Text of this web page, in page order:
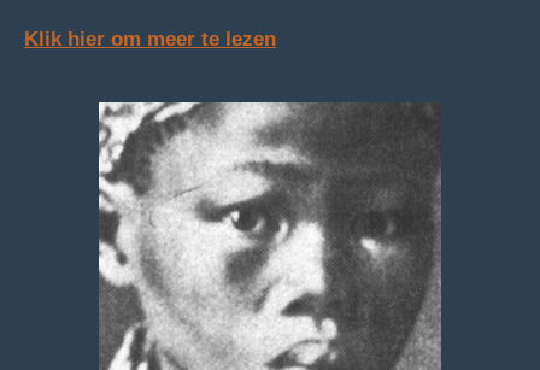
Klik hier om meer te lezen